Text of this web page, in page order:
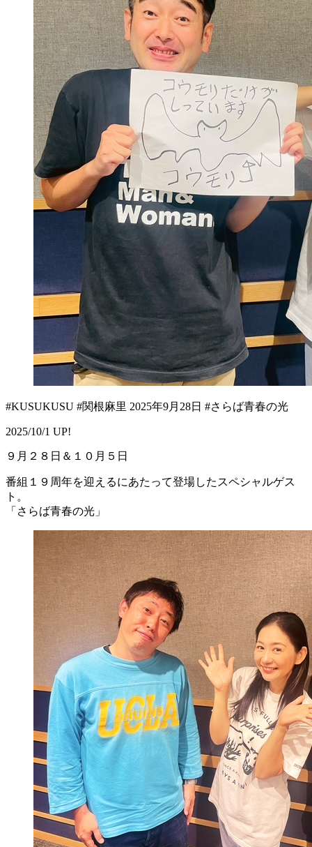
#KUSUKUSU #関根麻里 2025年9月28日 #さらば青春の光
2025/10/1 UP!
９月２８日＆１０月５日
番組１９周年を迎えるにあたって登場したスペシャルゲス
ト。
「さらば青春の光」